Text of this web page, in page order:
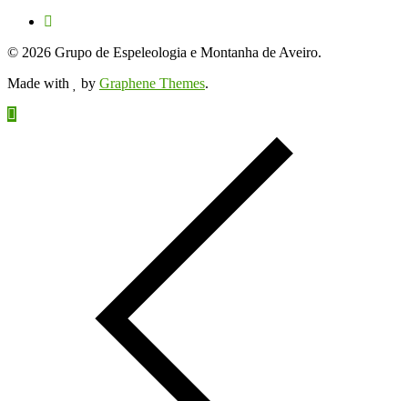
© 2026 Grupo de Espeleologia e Montanha de Aveiro.
Made with
by Graphene Themes.